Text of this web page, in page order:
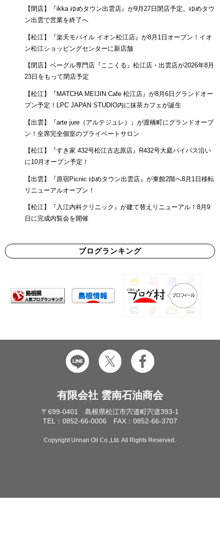
【閉店】『ikka ゆめタウン出雲店』が9月27日閉店予定。ゆめタウ
ン出雲で営業を終了へ
【松江】『楽天モバイル イオン松江店』が8月1日オープン！イオ
ン松江ショッピングセンターに新店舗
【閉店】ベーグル専門店『ここくる』松江店・出雲店が2026年8月
23日をもって閉店予定
【松江】『MATCHA MEIJIN Cafe 松江店』が8月6日グランドオー
プン予定！LPC JAPAN STUDIO内に抹茶カフェが誕生
【出雲】『arte jure（アルテジュレ）』が渡橋町にグランドオープ
ン！全席完全個室のプライベートサロン
【松江】『すき家 432号松江古志原店』R432号大庭バイパス沿い
に10月オープン予定！
【出雲】『原宿Picnic ゆめタウン出雲店』が東館2階へ8月1日移転
リニューアルオープン！
【松江】『入江内科クリニック』が建て替えリニューアル！8月9
日に完成内覧会を開催
ブログランキング
有限会社 雲南石油商会
〒699-0401 島根県松江市宍道町宍道393-1
TEL：0852-66-0006 FAX：0852-66-3707
Copyright Unnan Oil Co.,Ltd. All Rights Reserved.